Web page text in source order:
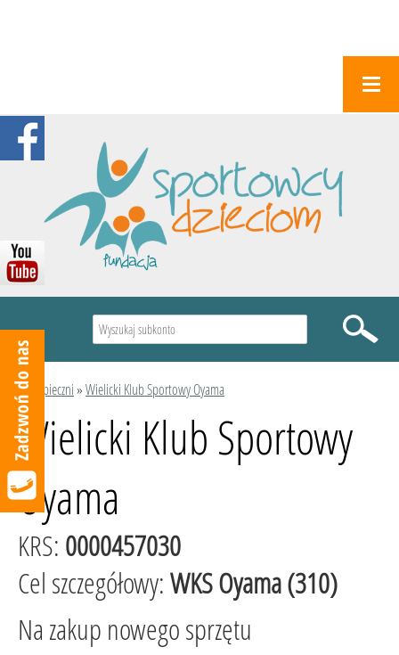
Podopieczni»Wielicki Klub Sportowy Oyama
Wielicki Klub Sportowy
Oyama
KRS: 0000457030
Cel szczegółowy:WKS Oyama (310)
Na zakup nowego sprzętu